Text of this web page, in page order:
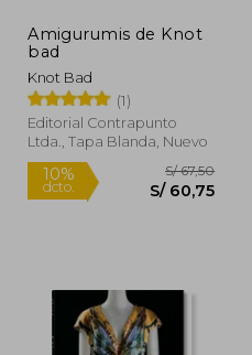
Amigurumis de Knot
bad
Knot Bad
(1)
Editorial Contrapunto
Ltda., Tapa Blanda, Nuevo